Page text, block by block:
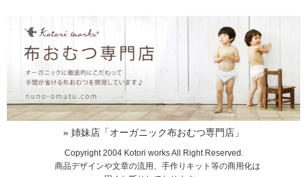
ちょっとした吐き戻し程度では撥水効果で濡れず
とっても使いやすいです。
洗うときに気を使いますが、
とってもつかいがってが良くて、買ってよかったです。
2018/12/15 投稿者：鈴なり 評価： ★★★★★
» 姉妹店「オーガニック布おむつ専門店」
Copyright 2004 Kotori works All Right Reserved.
商品デザインや文章の流用、手作りキット等の商用化は